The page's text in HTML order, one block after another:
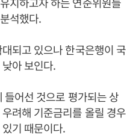
석했다.
되고 있으나 한국은행이 국
아 보인다.
어선 것으로 평가되는 상
려해 기준금리를 올릴 경우
기 때문이다.